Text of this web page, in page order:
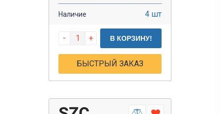
Наличие 4 шт
- + В КОРЗИНУ!
БЫСТРЫЙ ЗАКАЗ